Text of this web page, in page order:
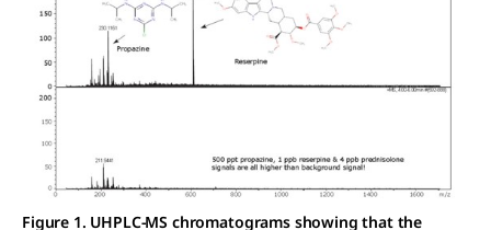
Figure 1. UHPLC-MS chromatograms showing that the